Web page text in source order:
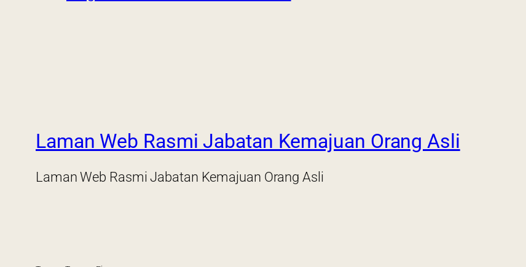
Laman Web Rasmi Jabatan Kemajuan Orang Asli
Laman Web Rasmi Jabatan Kemajuan Orang Asli